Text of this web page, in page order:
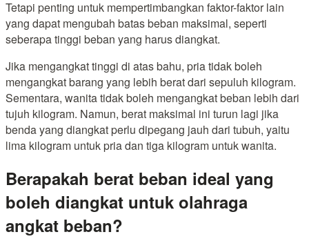
Tetapi penting untuk mempertimbangkan faktor-faktor lain
yang dapat mengubah batas beban maksimal, seperti
seberapa tinggi beban yang harus diangkat.
Jika mengangkat tinggi di atas bahu, pria tidak boleh
mengangkat barang yang lebih berat dari sepuluh kilogram.
Sementara, wanita tidak boleh mengangkat beban lebih dari
tujuh kilogram. Namun, berat maksimal ini turun lagi jika
benda yang diangkat perlu dipegang jauh dari tubuh, yaitu
lima kilogram untuk pria dan tiga kilogram untuk wanita.
Berapakah berat beban ideal yang
boleh diangkat untuk olahraga
angkat beban?